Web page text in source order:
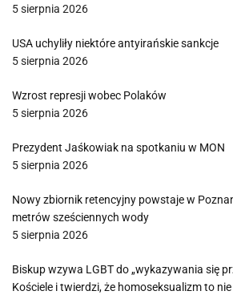
5 sierpnia 2026
USA uchyliły niektóre antyirańskie sankcje
5 sierpnia 2026
Wzrost represji wobec Polaków
5 sierpnia 2026
Prezydent Jaśkowiak na spotkaniu w MON
5 sierpnia 2026
Nowy zbiornik retencyjny powstaje w
metrów sześciennych wody
5 sierpnia 2026
Biskup wzywa LGBT do „wykazywania się
Kościele i twierdzi, że homoseksualizm to